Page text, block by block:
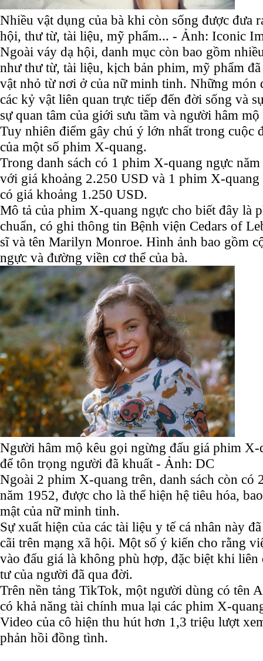
Nhiều vật dụng của bà khi còn sống được đưa
hội, thư từ, tài liệu, mỹ phẩm... - Ảnh: Iconic
Ngoài váy dạ hội, danh mục còn bao gồm
như thư từ, tài liệu, kịch bản phim, mỹ phẩm
vật nhỏ từ nơi ở của nữ minh tinh. Những món
các kỷ vật liên quan trực tiếp đến đời sống và
sự quan tâm của giới sưu tầm và người hâm mộ
Tuy nhiên điểm gây chú ý lớn nhất trong cuộc
của một số phim X-quang.
Trong danh sách có 1 phim X-quang ngực
với giá khoảng 2.250 USD và 1 phim X-quang
có giá khoảng 1.250 USD.
Mô tả của phim X-quang ngực cho biết đây là
chuẩn, có ghi thông tin Bệnh viện Cedars of
sĩ và tên Marilyn Monroe. Hình ảnh bao gồm
ngực và đường viền cơ thể của bà.
Người hâm mộ kêu gọi ngừng đấu giá phim
để tôn trọng người đã khuất - Ảnh: DC
Ngoài 2 phim X-quang trên, danh sách còn có
năm 1952, được cho là thể hiện hệ tiêu hóa,
mật của nữ minh tinh.
Sự xuất hiện của các tài liệu y tế cá nhân này
cãi trên mạng xã hội. Một số ý kiến cho rằng
vào đấu giá là không phù hợp, đặc biệt khi liên
tư của người đã qua đời.
Trên nền tảng TikTok, một người dùng có tên
có khả năng tài chính mua lại các phim X-
Video của cô hiện thu hút hơn 1,3 triệu lượt
phản hồi đồng tình.